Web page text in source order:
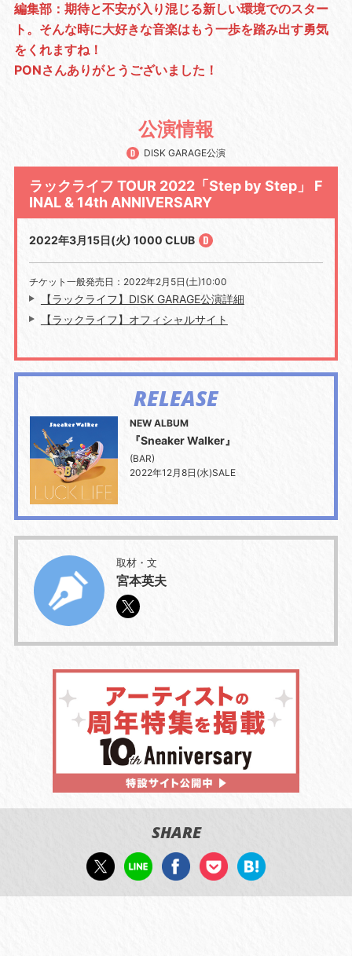
編集部：期待と不安が入り混じる新しい環境でのスター
ト。そんな時に大好きな音楽はもう一歩を踏み出す勇気
をくれますね！
PONさんありがとうございました！
公演情報
DISK GARAGE公演
ラックライフ TOUR 2022「Step by Step」 F
INAL & 14th ANNIVERSARY
2022年3月15日(火) 1000 CLUB
チケット一般発売日：2022年2月5日(土)10:00
【ラックライフ】DISK GARAGE公演詳細
【ラックライフ】オフィシャルサイト
RELEASE
NEW ALBUM
『Sneaker Walker』
(BAR)
2022年12月8日(水)SALE
取材・文
宮本英夫
SHARE